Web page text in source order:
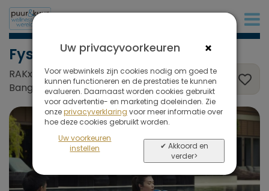
Fysiek herstel
RAKxa Integrative Wellness, Samutprakarn,
Bangkok, Thailand
×
Uw privacyvoorkeuren
Voor webwinkels zijn cookies nodig om goed te
kunnen functioneren en de prestaties te kunnen
evalueren. Daarnaast worden cookies gebruikt
voor advertentie- en marketing doeleinden. Zie
onzeprivacyverklaring voor meer informatie over
hoe deze cookies gebruikt worden.
Uw voorkeuren
instellen
✔ Akkoord en
verder>